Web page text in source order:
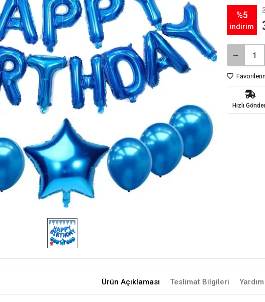
%5
indirim
Hızlı
Ürün Açıklaması Teslimat Bilgileri